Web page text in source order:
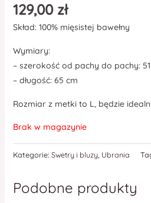
129,00 zł
Skład: 100% mięsistej bawełny
Wymiary:
– szerokość od pachy do pachy:
– długość: 65 cm
Rozmiar z metki to L, będzie
Brak w magazynie
Kategorie: Swetry i bluzy, Ubrania
Podobne produkty